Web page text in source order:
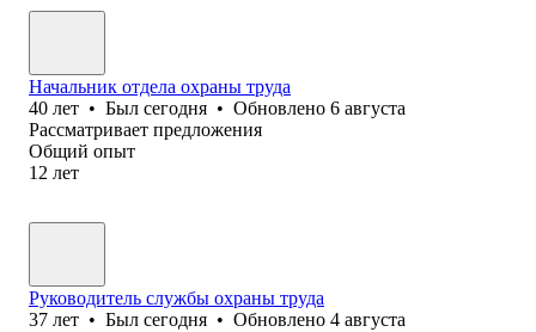
Начальник отдела охраны труда
40 лет • Был сегодня • Обновлено 6 августа
Рассматривает предложения
Общий опыт
12 лет
Руководитель службы охраны труда
37 лет • Был сегодня • Обновлено 4 августа